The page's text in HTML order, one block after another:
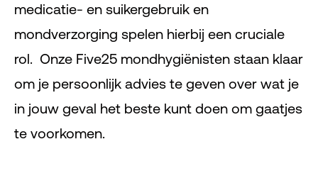
medicatie- en suikergebruik en
mondverzorging spelen hierbij een cruciale
rol. Onze Five25 mondhygiënisten staan klaar
om je persoonlijk advies te geven over wat je
in jouw geval het beste kunt doen om gaatjes
te voorkomen.